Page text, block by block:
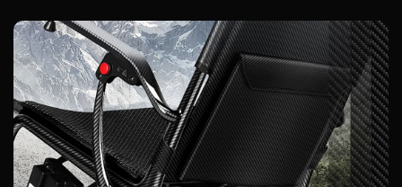
elektriske kørestole, men var bekymret for
sikkerheds...